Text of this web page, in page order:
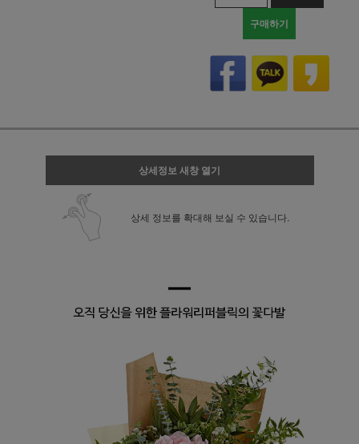
구매하기
상세정보 새창 열기
상세 정보를 확대해 보실 수 있습니다.